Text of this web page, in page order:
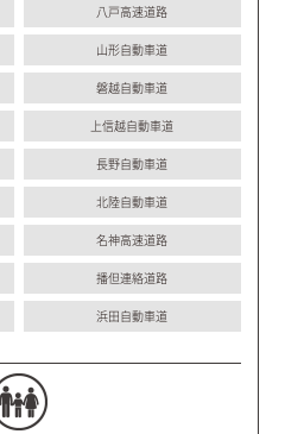
八戸高速道路
山形自動車道
磐越自動車道
上信越自動車道
長野自動車道
北陸自動車道
名神高速道路
播但連絡道路
浜田自動車道